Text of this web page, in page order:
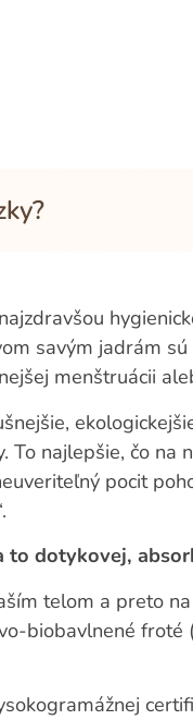
savým jadrám
menštruácii
najlepšie, čo na
pocit
dotykovej,
telom a preto
biobavlnené froté